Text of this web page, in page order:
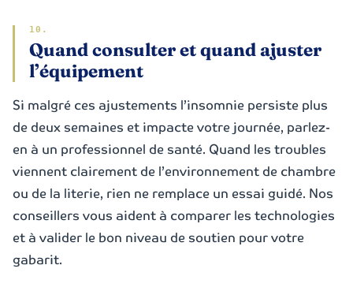
Quand consulter et quand ajuster
l’équipement
Si malgré ces ajustements l’insomnie persiste plus
de deux semaines et impacte votre journée, parlez-
en à un professionnel de santé. Quand les troubles
viennent clairement de l’environnement de chambre
ou de la literie, rien ne remplace un essai guidé. Nos
conseillers vous aident à comparer les technologies
et à valider le bon niveau de soutien pour votre
gabarit.